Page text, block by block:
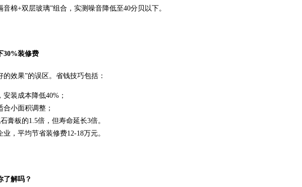
音棉+双层玻璃”组合，实测噪音降低至40分贝以下。
30%装修费
效果”的误区。省钱技巧包括：
安装成本降低40%；
合小面积调整；
膏板的1.5倍，但寿命延长3倍。
，平均节省装修费12-18万元。
了解吗？